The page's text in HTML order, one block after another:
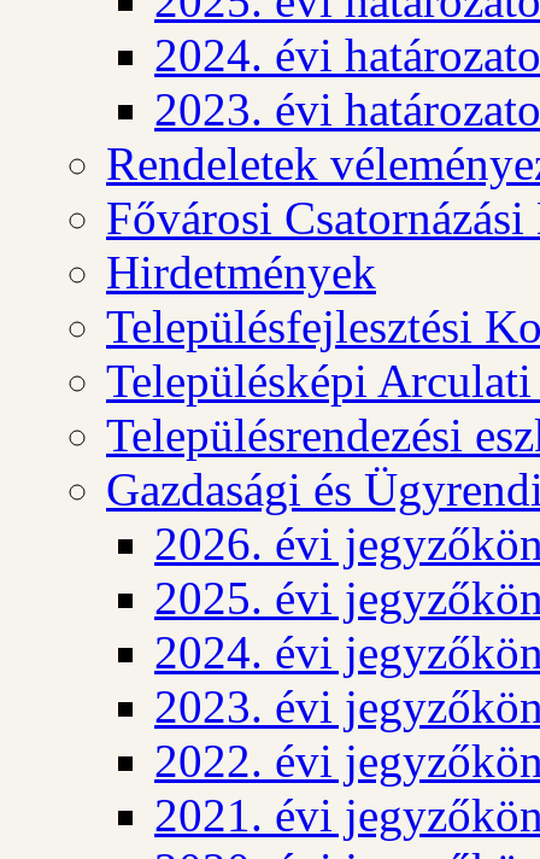
2024. évi
2023. évi
Rendeletek
Fővárosi
Hirdetmények
Településfejlesztési
Településképi
Településrendezési
Gazdasági és
2026. évi
2025. évi
2024. évi
2023. évi
2022. évi
2021. évi